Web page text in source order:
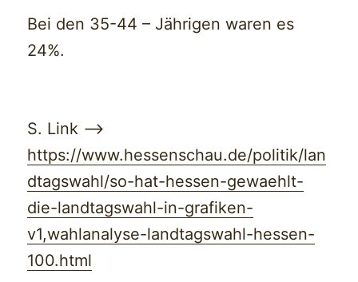
Bei den 35-44 – Jährigen waren es
24%.
S. Link —>
https://www.hessenschau.de/politik/lan
dtagswahl/so-hat-hessen-gewaehlt-
die-landtagswahl-in-grafiken-
v1,wahlanalyse-landtagswahl-hessen-
100.html